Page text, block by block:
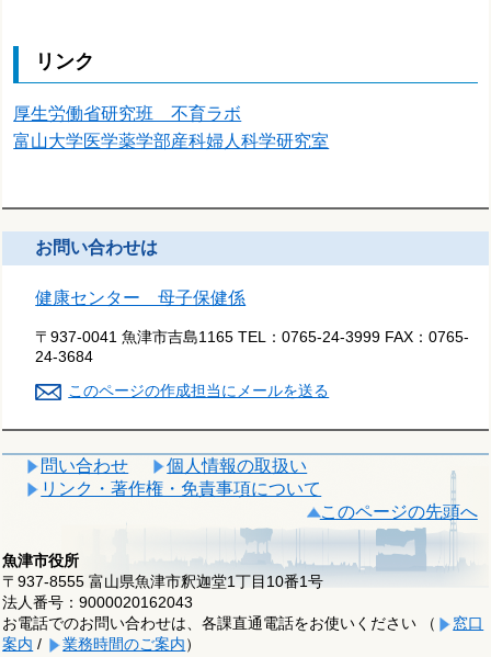
リンク
厚生労働省研究班 不育ラボ
富山大学医学薬学部産科婦人科学研究室
お問い合わせは
健康センター 母子保健係
〒937-0041 魚津市吉島1165 TEL：0765-24-3999 FAX：0765-
24-3684
このページの作成担当にメールを送る
問い合わせ
個人情報の取扱い
リンク・著作権・免責事項について
このページの先頭へ
魚津市役所
〒937-8555 富山県魚津市釈迦堂1丁目10番1号
法人番号：9000020162043
お電話でのお問い合わせは、各課直通電話をお使いください （
窓口
案内 / 業務時間のご案内）